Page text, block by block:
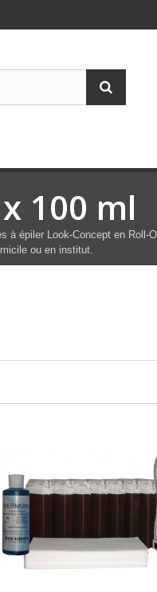
100 ml
épiler Look-Concept en Roll-
ou en institut.